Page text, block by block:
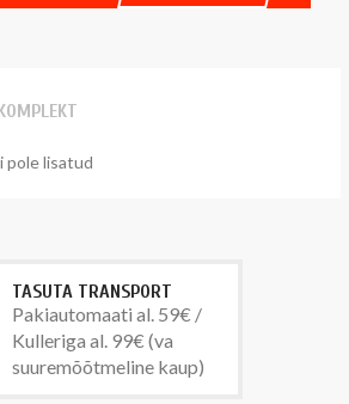
pole lisatud
TASUTA TRANSPORT
Pakiautomaati al. 59€ /
Kulleriga al. 99€ (va
suuremõõtmeline kaup)